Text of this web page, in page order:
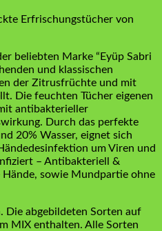
Erfrischungstücher von
beliebten Marke “Eyüp Sabri
und klassischen
der Zitrusfrüchte und mit
Die feuchten Tücher eigenen
antibakterieller
Durch das perfekte
20% Wasser, eignet sich
um Viren und
– Antibakteriell &
sowie Mundpartie ohne
Die abgebildeten Sorten auf
MIX enthalten. Alle Sorten